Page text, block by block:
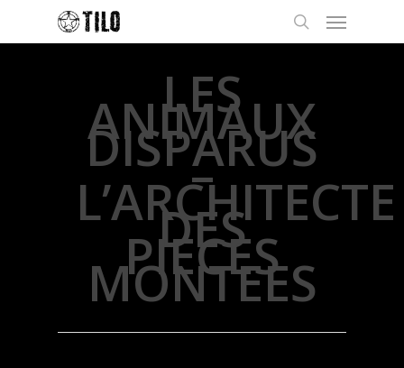
LES
ANIMAUX
DISPARUS
–
L’ARCHITECTE
DES
PIECES
MONTEES